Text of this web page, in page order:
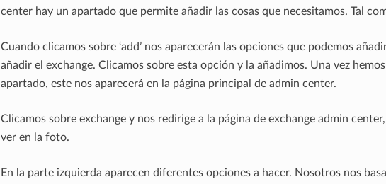
center hay un apartado que permite añadir las cosas que necesitamos. Tal
Cuando clicamos sobre ‘add’ nos aparecerán las opciones que podemos
añadir el exchange. Clicamos sobre esta opción y la añadimos. Una vez
apartado, este nos aparecerá en la página principal de admin center.
Clicamos sobre exchange y nos redirige a la página de exchange admin
ver en la foto.
En la parte izquierda aparecen diferentes opciones a hacer. Nosotros nos